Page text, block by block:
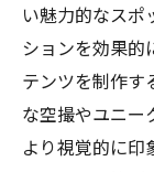
い魅力的なスポ
ションを効果的
テンツを制作す
な空撮やユニー
より視覚的に印